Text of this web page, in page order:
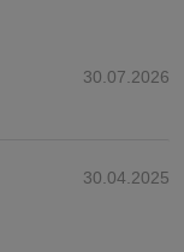
30.07.2026
30.04.2025